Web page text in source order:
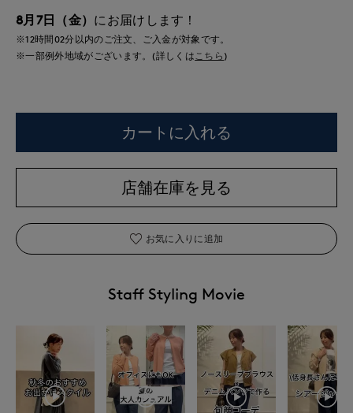
8月7日（金） にお届けします！
※12時間02分以内のご注文、ご入金が対象です。
※一部例外地域がございます。(詳しくは こちら )
カートに入れる
店舗在庫を見る
お気に入りに追加
Staff Styling Movie